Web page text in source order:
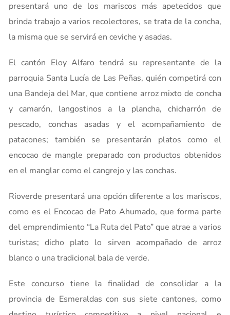
presentará uno de los mariscos más apetecidos que
brinda trabajo a varios recolectores, se trata de la concha,
la misma que se servirá en ceviche y asadas.
El cantón Eloy Alfaro tendrá su representante de la
parroquia Santa Lucía de Las Peñas, quién competirá con
una Bandeja del Mar, que contiene arroz mixto de concha
y camarón, langostinos a la plancha, chicharrón de
pescado, conchas asadas y el acompañamiento de
patacones; también se presentarán platos como el
encocao de mangle preparado con productos obtenidos
en el manglar como el cangrejo y las conchas.
Rioverde presentará una opción diferente a los mariscos,
como es el Encocao de Pato Ahumado, que forma parte
del emprendimiento “La Ruta del Pato” que atrae a varios
turistas; dicho plato lo sirven acompañado de arroz
blanco o una tradicional bala de verde.
Este concurso tiene la finalidad de consolidar a la
provincia de Esmeraldas con sus siete cantones, como